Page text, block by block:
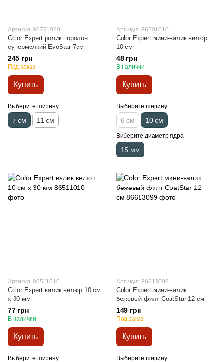
Артикул: 86721999
Color Expert ролик поролон
супермелкий EvoStar 7см
245 грн
Под заказ
Купить
Выберите ширину
7 см 11 см
Артикул: 86501010
Color Expert мини-валик велюр
10 см
48 грн
В наличии
Купить
Выберите ширину
6 см 10 см
Виберите диаметр ядра
15 мм
Артикул: 86511010
Color Expert валик велюр 10 см
х 30 мм
77 грн
В наличии
Купить
Выберите ширину
Артикул: 86613099
Color Expert мини-валик
бежевый филт CoatStar 12 см
149 грн
Под заказ
Купить
Выберите ширину